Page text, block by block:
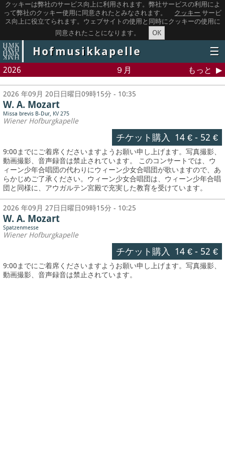
クッキーは弊社のサービス向上に利用されます。弊社サービスの利用によ
って弊社のクッキー使用に同意されたとみなされます。
クッキー サービ
ス向上に役立てられます。ウェブサイトの使用と同時にクッキーの使用に
同意されたことになります。
OK
Hofmusikkapelle ☰
2026 ９月 もっと
2026 年09月 20日日曜日09時15分 - 10:35
W. A. Mozart
Missa brevis B-Dur, KV 275
Wiener Hofburgkapelle
チケット購入 14 €- 52 €
9:00までにご着席くださいますようお願い申し上げます。写真撮影、
動画撮影、音声録音は禁止されています。 このコンサートでは、ウ
ィーン少年合唱団の代わりにウィーン少女合唱団が歌いますので、あ
らかじめご了承ください。ウィーン少女合唱団は、ウィーン少年合唱
団と同様に、アウガルテン宮殿で充実した教育を受けています。
2026 年09月 27日日曜日09時15分 - 10:25
W. A. Mozart
Spatzenmesse
Wiener Hofburgkapelle
チケット購入 14 €- 52 €
9:00までにご着席くださいますようお願い申し上げます。写真撮影、
動画撮影、音声録音は禁止されています。